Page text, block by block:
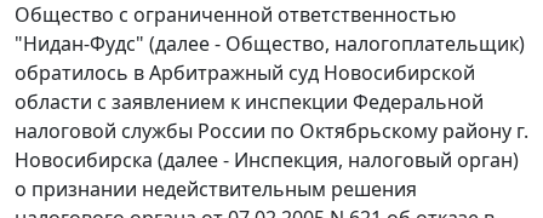
Общество с ограниченной ответственностью
"Нидан-Фудс" (далее - Общество, налогоплательщик)
обратилось в Арбитражный суд Новосибирской
области с заявлением к инспекции Федеральной
налоговой службы России по Октябрьскому району г.
Новосибирска (далее - Инспекция, налоговый орган)
о признании недействительным решения